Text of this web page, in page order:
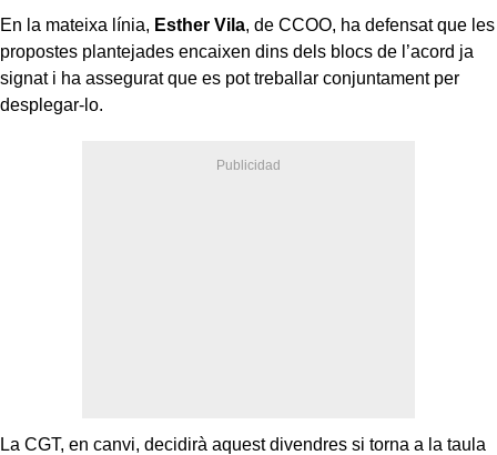
En la mateixa línia, Esther Vila, de CCOO, ha defensat que les
propostes plantejades encaixen dins dels blocs de l’acord ja
signat i ha assegurat que es pot treballar conjuntament per
desplegar-lo.
La CGT, en canvi, decidirà aquest divendres si torna a la taula